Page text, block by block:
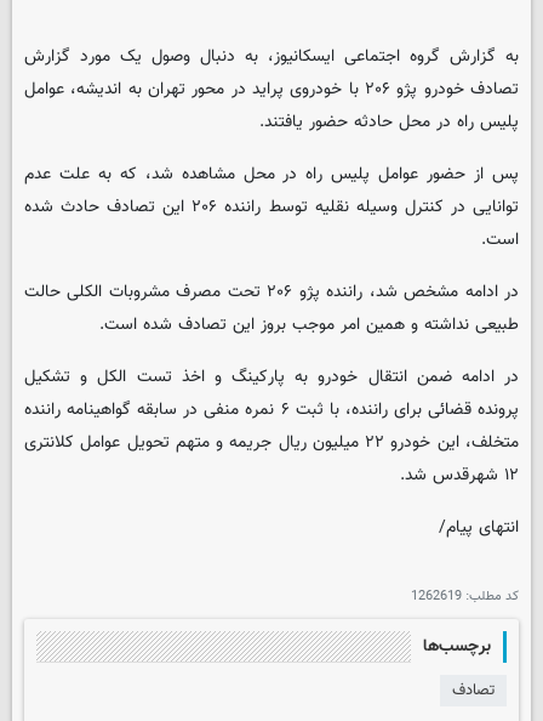
به گزارش گروه اجتماعی ایسکانیوز، به دنبال وصول یک مورد گزارش
تصادف خودرو پژو ۲۰۶ با خودروی پراید در محور تهران به اندیشه، عوامل
پلیس راه در محل حادثه حضور یافتند.
پس از حضور عوامل پلیس راه در محل مشاهده شد، که به علت عدم
توانایی در کنترل وسیله نقلیه توسط راننده ۲۰۶ این تصادف حادث شده
است.
در ادامه مشخص شد، راننده پژو ۲۰۶ تحت مصرف مشروبات الکلی حالت
طبیعی نداشته و همین امر موجب بروز این تصادف شده است.
در ادامه ضمن انتقال خودرو به پارکینگ و اخذ تست الکل و تشکیل
پرونده قضائی برای راننده، با ثبت ۶ نمره منفی در سابقه گواهینامه راننده
متخلف، این خودرو ۲۲ میلیون ریال جریمه و متهم تحویل عوامل کلانتری
۱۲ شهرقدس شد.
انتهای پیام/
کد مطلب: 1262619
برچسب‌ها
تصادف